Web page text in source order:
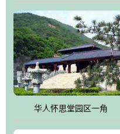
辉。
怀思堂作为豪华室内骨灰存放
人合一、太极八卦、生辰八字
厅七千个福位分十二小区，
肖、八字、时辰亦可参考地
地宫陵寝式的，入口楹联选
他人亦已歌，死后何所道，托
华人怀思堂园区一角